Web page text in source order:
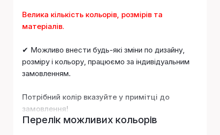
Велика кількість кольорів, розмірів та
матеріалів.
✔ Можливо внести будь-які зміни по дизайну,
розміру і кольору, працюємо за індивідуальним
замовленням.
Потрібний колір вказуйте у примітці до
замовлення!
Перелік можливих кольорів